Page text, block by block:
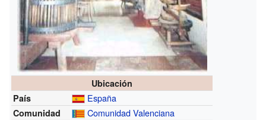
Ubicación
País
España
Comunidad Comunidad Valenciana